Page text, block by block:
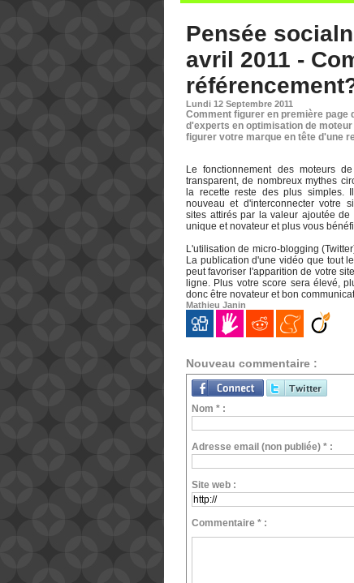
Pensée
avril 2011 -
Lundi 12 Septembre 2011
Comment figurer en première page
d'experts en optimisation de
figurer votre marque en tête d'une
Le fonctionnement des moteurs
transparent, de nombreux mythes
la recette reste des plus simples.
nouveau et d'interconnecter votre
sites attirés par la valeur ajoutée
unique et novateur et plus vous
L'utilisation de micro-blogging
La publication d'une vidéo que tout
peut favoriser l'apparition de votre
ligne. Plus votre score sera élevé,
donc être novateur et bon
Mathieu Janin
Nouveau commentaire :
Nom * :
Adresse email (non publiée) * :
Site web :
Commentaire * :